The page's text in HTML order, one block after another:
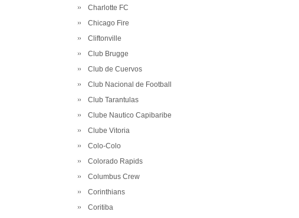
Charlotte FC
Chicago Fire
Cliftonville
Club Brugge
Club de Cuervos
Club Nacional de Football
Club Tarantulas
Clube Nautico Capibaribe
Clube Vitoria
Colo-Colo
Colorado Rapids
Columbus Crew
Corinthians
Coritiba